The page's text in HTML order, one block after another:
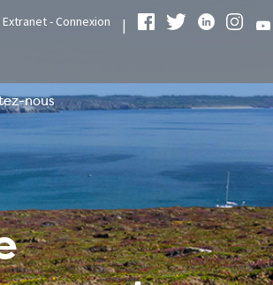
Extranet - Connexion |
nous